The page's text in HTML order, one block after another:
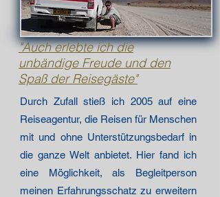
"Auch erlebte ich die
unbändige Freude und den
Spaß der Reisegäste"
Durch Zufall stieß ich 2005 auf eine
Reiseagentur, die Reisen für Menschen
mit und ohne Unterstützungsbedarf in
die ganze Welt anbietet. Hier fand ich
eine Möglichkeit, als Begleitperson
meinen Erfahrungsschatz zu erweitern